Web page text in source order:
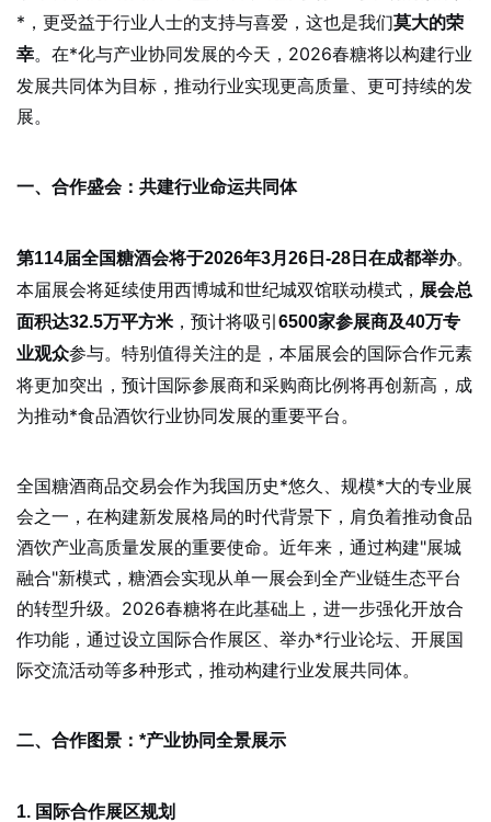
*，更受益于行业人士的支持与喜爱，这也是我们莫大的荣
幸。在*化与产业协同发展的今天，2026春糖将以构建行业
发展共同体为目标，推动行业实现更高质量、更可持续的发
展。
一、合作盛会：共建行业命运共同体
第114届全国糖酒会将于2026年3月26日-28日在成都举办。
本届展会将延续使用西博城和世纪城双馆联动模式， 展会总
面积达32.5万平方米 ，预计将吸引6500家参展商及40万专
业观众参与。特别值得关注的是，本届展会的国际合作元素
将更加突出，预计国际参展商和采购商比例将再创新高，成
为推动*食品酒饮行业协同发展的重要平台。
全国糖酒商品交易会作为我国历史*悠久、规模*大的专业展
会之一，在构建新发展格局的时代背景下，肩负着推动食品
酒饮产业高质量发展的重要使命。近年来，通过构建"展城
融合"新模式，糖酒会实现从单一展会到全产业链生态平台
的转型升级。2026春糖将在此基础上，进一步强化开放合
作功能，通过设立国际合作展区、举办*行业论坛、开展国
际交流活动等多种形式，推动构建行业发展共同体。
二、合作图景：*产业协同全景展示
1. 国际合作展区规划